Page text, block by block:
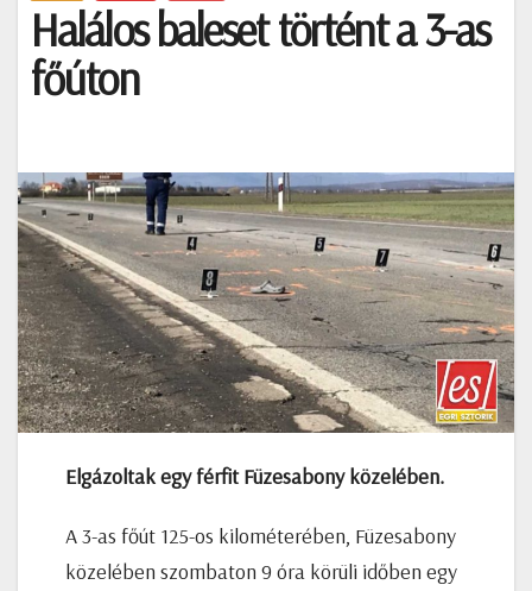
Halálos baleset történt a 3-as
főúton
Elgázoltak egy férfit Füzesabony közelében.
A 3-as főút 125-os kilométerében, Füzesabony
közelében szombaton 9 óra körüli időben egy